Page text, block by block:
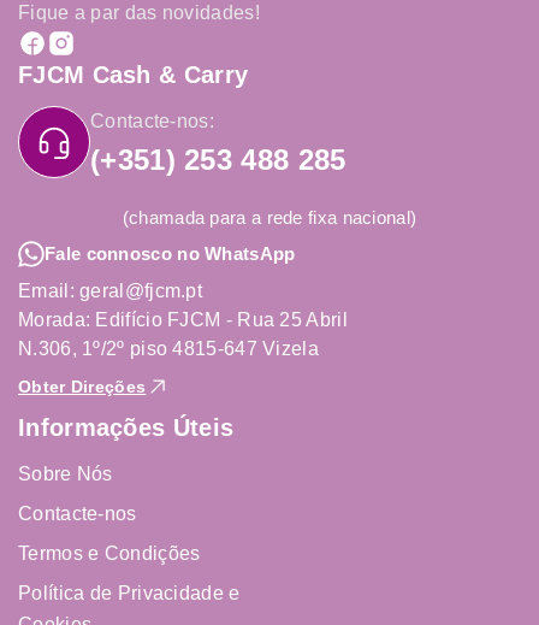
Fique a par das novidades!
FJCM Cash & Carry
Contacte-nos:
(+351) 253 488 285
(chamada para a rede fixa nacional)
Fale connosco no WhatsApp
Email: geral@fjcm.pt
Morada: Edifício FJCM - Rua 25 Abril
N.306, 1º/2º piso 4815-647 Vizela
Obter Direções
Informações Úteis
Sobre Nós
Contacte-nos
Termos e Condições
Política de Privacidade e